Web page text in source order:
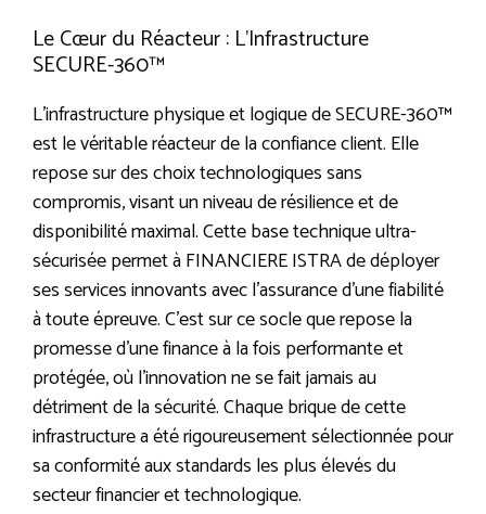
Le Cœur du Réacteur : L’Infrastructure
SECURE-360™
L’infrastructure physique et logique de SECURE-360™
est le véritable réacteur de la confiance client. Elle
repose sur des choix technologiques sans
compromis, visant un niveau de résilience et de
disponibilité maximal. Cette base technique ultra-
sécurisée permet à FINANCIERE ISTRA de déployer
ses services innovants avec l’assurance d’une fiabilité
à toute épreuve. C’est sur ce socle que repose la
promesse d’une finance à la fois performante et
protégée, où l’innovation ne se fait jamais au
détriment de la sécurité. Chaque brique de cette
infrastructure a été rigoureusement sélectionnée pour
sa conformité aux standards les plus élevés du
secteur financier et technologique.